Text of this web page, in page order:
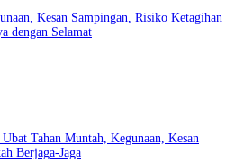
Kesan Sampingan, Risiko Ketagihan
dengan Selamat
Tahan Muntah, Kegunaan, Kesan
Berjaga-Jaga